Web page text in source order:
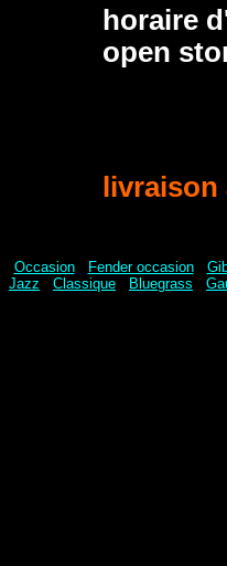
horaire
open
Occasion- Fender occasion-
Jazz
Classique Bluegrass